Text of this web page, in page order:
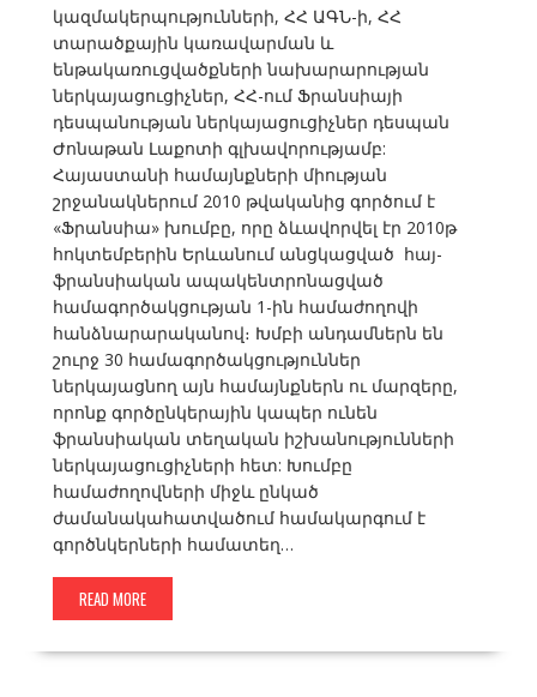
կազմակերպությունների, ՀՀ ԱԳՆ-ի, ՀՀ
տարածքային կառավարման և
ենթակառուցվածքների նախարարության
ներկայացուցիչներ, ՀՀ-ում Ֆրանսիայի
դեսպանության ներկայացուցիչներ դեսպան
Ժոնաթան Լաքոտի գլխավորությամբ:
Հայաստանի համայնքների միության
շրջանակներում 2010 թվականից գործում է
«Ֆրանսիա» խումբը, որը ձևավորվել էր 2010թ
հոկտեմբերին Երևանում անցկացված հայ-
ֆրանսիական ապակենտրոնացված
համագործակցության 1-ին համաժողովի
հանձնարարականով։ Խմբի անդամներն են
շուրջ 30 համագործակցություններ
ներկայացնող այն համայնքներն ու մարզերը,
որոնք գործընկերային կապեր ունեն
ֆրանսիական տեղական իշխանությունների
ներկայացուցիչների հետ: Խումբը
համաժողովների միջև ընկած
ժամանակահատվածում համակարգում է
գործնկերների համատեղ…
READ MORE